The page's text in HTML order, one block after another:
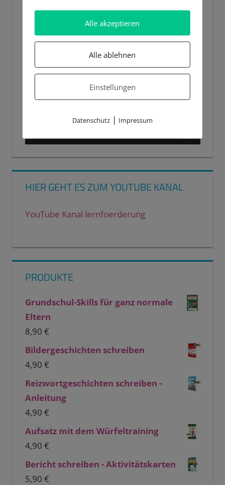
HIER GEHT ES ZUM YOUTUBE KANAL
YouTube Kanal lernfoerderung
PRODUKTE
Grundschul-Skills für ganz normale
Eltern
8,90 €
Bildergeschichten schreiben
4,90 €
Reizwortgeschichten schreiben -
Anleitung
4,90 €
Aufsatz mit dem Würfeltraining
4,90 €
Bericht schreiben - Aktivitätskarten
5,90 €
Alle akzeptieren
Alle ablehnen
Einstellungen
Datenschutz| Impressum